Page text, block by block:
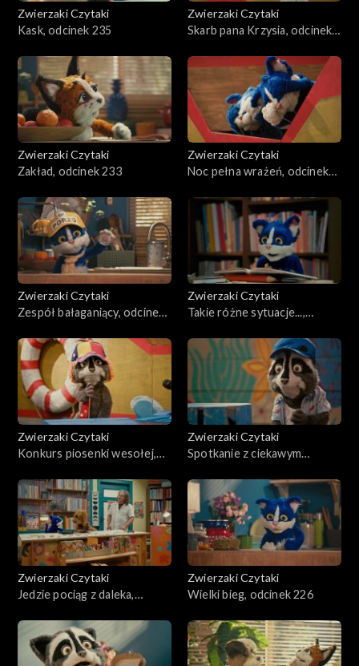
Zwierzaki Czytaki
Kask, odcinek 235
Zwierzaki Czytaki
Skarb pana Krzysia, odcinek
Zwierzaki Czytaki
Zakład, odcinek 233
Zwierzaki Czytaki
Noc pełna wrażeń, odcinek
Zwierzaki Czytaki
Zespół bałaganiący, odcinek
Zwierzaki Czytaki
Takie różne sytuacje...,
Zwierzaki Czytaki
Konkurs piosenki wesołej,
Zwierzaki Czytaki
Spotkanie z ciekawym
Zwierzaki Czytaki
Jedzie pociąg z daleka,
Zwierzaki Czytaki
Wielki bieg, odcinek 226